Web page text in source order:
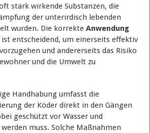
stark wirkende Substanzen, die
der unterirdisch lebenden
wurden. Die korrekteAnwendung
ist entscheidend, um einerseits effektiv
und andererseits das Risiko
und die Umwelt zu
Handhabung umfasst die
der Köder direkt in den Gängen
geschützt vor Wasser und
muss. Solche Maßnahmen